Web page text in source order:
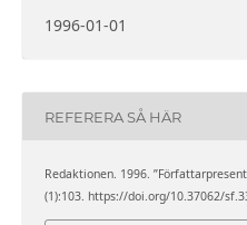
1996-01-01
REFERERA SÅ HÄR
Redaktionen. 1996.
(1):103. https://doi.org/10.37062/